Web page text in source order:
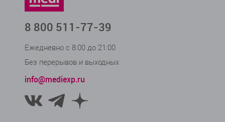
8 800 511-77-39
Ежедневно с 8:00 до 21:00
Без перерывов и выходных
info@mediexp.ru